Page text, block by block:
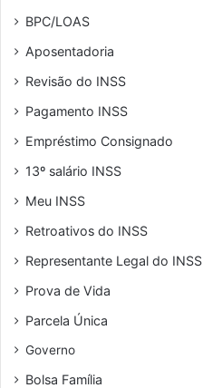
BPC/LOAS
Aposentadoria
Revisão do INSS
Pagamento INSS
Empréstimo Consignado
13º salário INSS
Meu INSS
Retroativos do INSS
Representante Legal do INSS
Prova de Vida
Parcela Única
Governo
Bolsa Família